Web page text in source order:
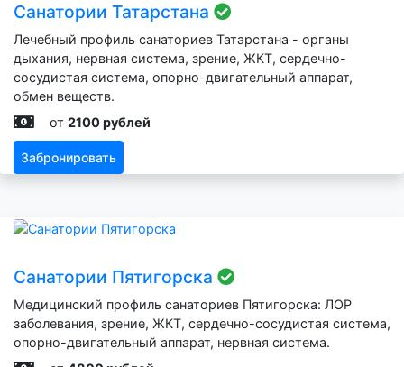
Санатории Татарстана
Лечебный профиль санаториев Татарстана - органы
дыхания, нервная система, зрение, ЖКТ, сердечно-
сосудистая система, опорно-двигательный аппарат,
обмен веществ.
от 2100 рублей
Забронировать
Санатории Пятигорска
Медицинский профиль санаториев Пятигорска: ЛОР
заболевания, зрение, ЖКТ, сердечно-сосудистая система,
опорно-двигательный аппарат, нервная система.